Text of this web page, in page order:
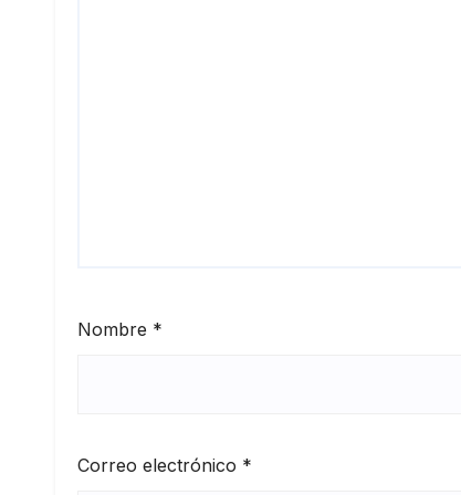
Nombre *
Correo electrónico *